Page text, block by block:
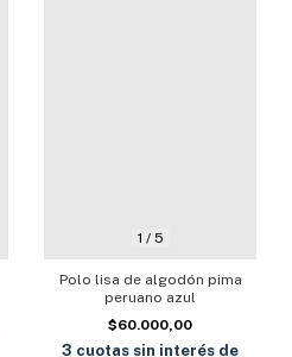
1 / 5
Polo lisa de algodón pima
peruano azul
$60.000,00
3 cuotas sin interés de